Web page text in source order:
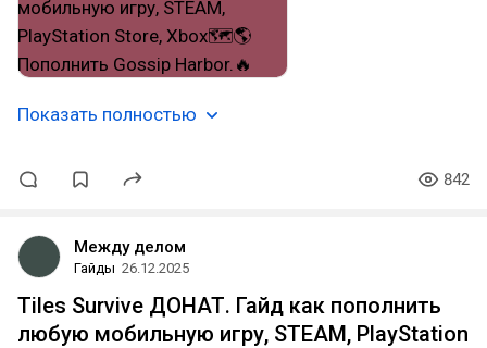
Показать полностью
842
Между делом
Гайды 26.12.2025
Tiles Survive ДОНАТ. Гайд как пополнить
любую мобильную игру, STEAM, PlayStation